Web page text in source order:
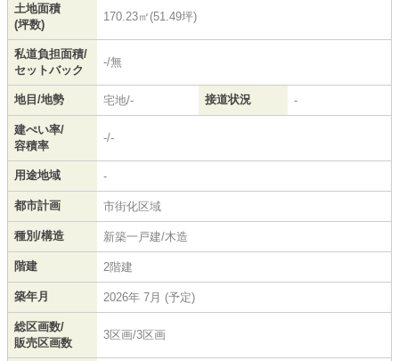
土地面積
(坪数)
170.23㎡(51.49坪)
私道負担面積/
セットバック
-/無
地目/地勢 宅地/- 接道状況 -
建ぺい率/
容積率
-/-
用途地域 -
都市計画 市街化区域
種別/構造 新築一戸建/木造
階建 2階建
築年月 2026年 7月 (予定)
総区画数/
販売区画数
3区画/3区画